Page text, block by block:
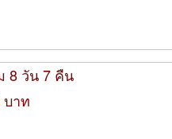
8 วัน 7 คืน
บาท